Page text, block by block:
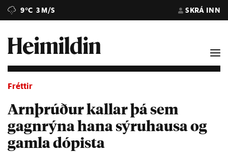
9°C 3 M/S SKRÁ INN
Fréttir
Arnþrúður kallar þá sem
gagnrýna hana sýruhausa og
gamla dópista